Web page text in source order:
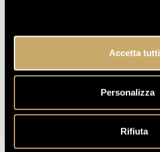
Accetta tutti
Personalizza
Rifiuta
Doppelzimmer mit
MEHR ERFAHREN